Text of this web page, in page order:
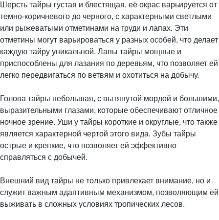
Шерсть тайры густая и блестящая, её окрас варьируется от
темно-коричневого до черного, с характерными светлыми
или рыжеватыми отметинами на груди и лапах. Эти
отметины могут варьироваться у разных особей, что делает
каждую тайру уникальной. Лапы тайры мощные и
приспособлены для лазания по деревьям, что позволяет ей
легко передвигаться по ветвям и охотиться на добычу.
Голова тайры небольшая, с вытянутой мордой и большими,
выразительными глазами, которые обеспечивают отличное
ночное зрение. Уши у тайры короткие и округлые, что также
является характерной чертой этого вида. Зубы тайры
острые и крепкие, что позволяет ей эффективно
справляться с добычей.
Внешний вид тайры не только привлекает внимание, но и
служит важным адаптивным механизмом, позволяющим ей
выживать в сложных условиях тропических лесов.